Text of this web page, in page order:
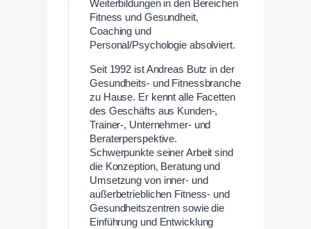
Weiterbildungen in den Bereichen
Fitness und Gesundheit,
Coaching und
Personal/Psychologie absolviert.
Seit 1992 ist Andreas Butz in der
Gesundheits- und Fitnessbranche
zu Hause. Er kennt alle Facetten
des Geschäfts aus Kunden-,
Trainer-, Unternehmer- und
Beraterperspektive.
Schwerpunkte seiner Arbeit sind
die Konzeption, Beratung und
Umsetzung von inner- und
außerbetrieblichen Fitness- und
Gesundheitszentren sowie die
Einführung und Entwicklung